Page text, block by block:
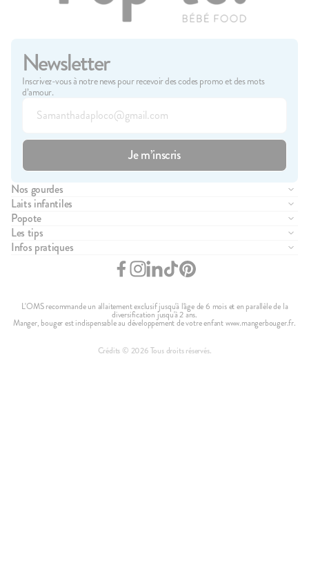
Newsletter
Inscrivez-vous à notre news pour recevoir des codes promo et des mots
d’amour.
Nos gourdes
Compote de fruits
Purée de légumes
Brassés
Purée de viandes
Purée de féculents
Petits morceaux
Nos packs
Laits infantiles
Lait infantile 1er âge
Lait infantile 2ème âge
Lait infantile 3ème âge
Essayez notre boîte d'essai
Popote
Manifesto
Pour les pros de santé
Pour les entreprises
Les tips
La diversification alimentaire
Comprendre le lait infantile
Introduire les allergènes
Le Mag' Popote
Infos pratiques
CGV
Exercer mon droit de rétractation
Mentions légales
Politique de confidentialité
Crédits © 2026Tous droits réservés.
L'OMS recommande un allaitement exclusif jusqu'à l'âge de 6 mois et en parallèle de la
diversification jusqu'à 2 ans.
Manger, bouger est indispensable au développement de votre enfant www.mangerbouger.fr.